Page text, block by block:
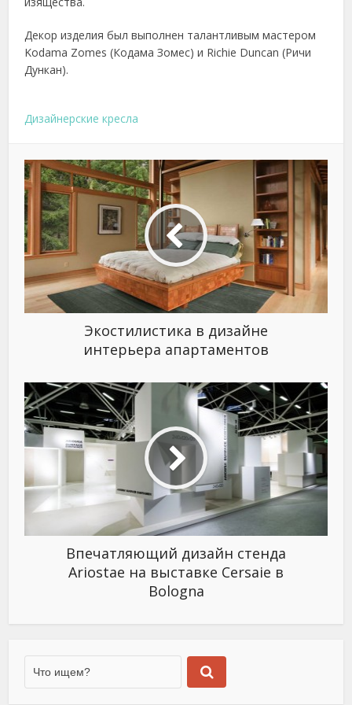
Декор изделия был выполнен талантливым мастером
Kodama Zomes (Кодама Зомес) и Richie Duncan (Ричи
Дункан).
Дизайнерские кресла
Экостилистика в дизайне
интерьера апартаментов
Впечатляющий дизайн стенда
Ariostae на выставке Cersaie в
Bologna